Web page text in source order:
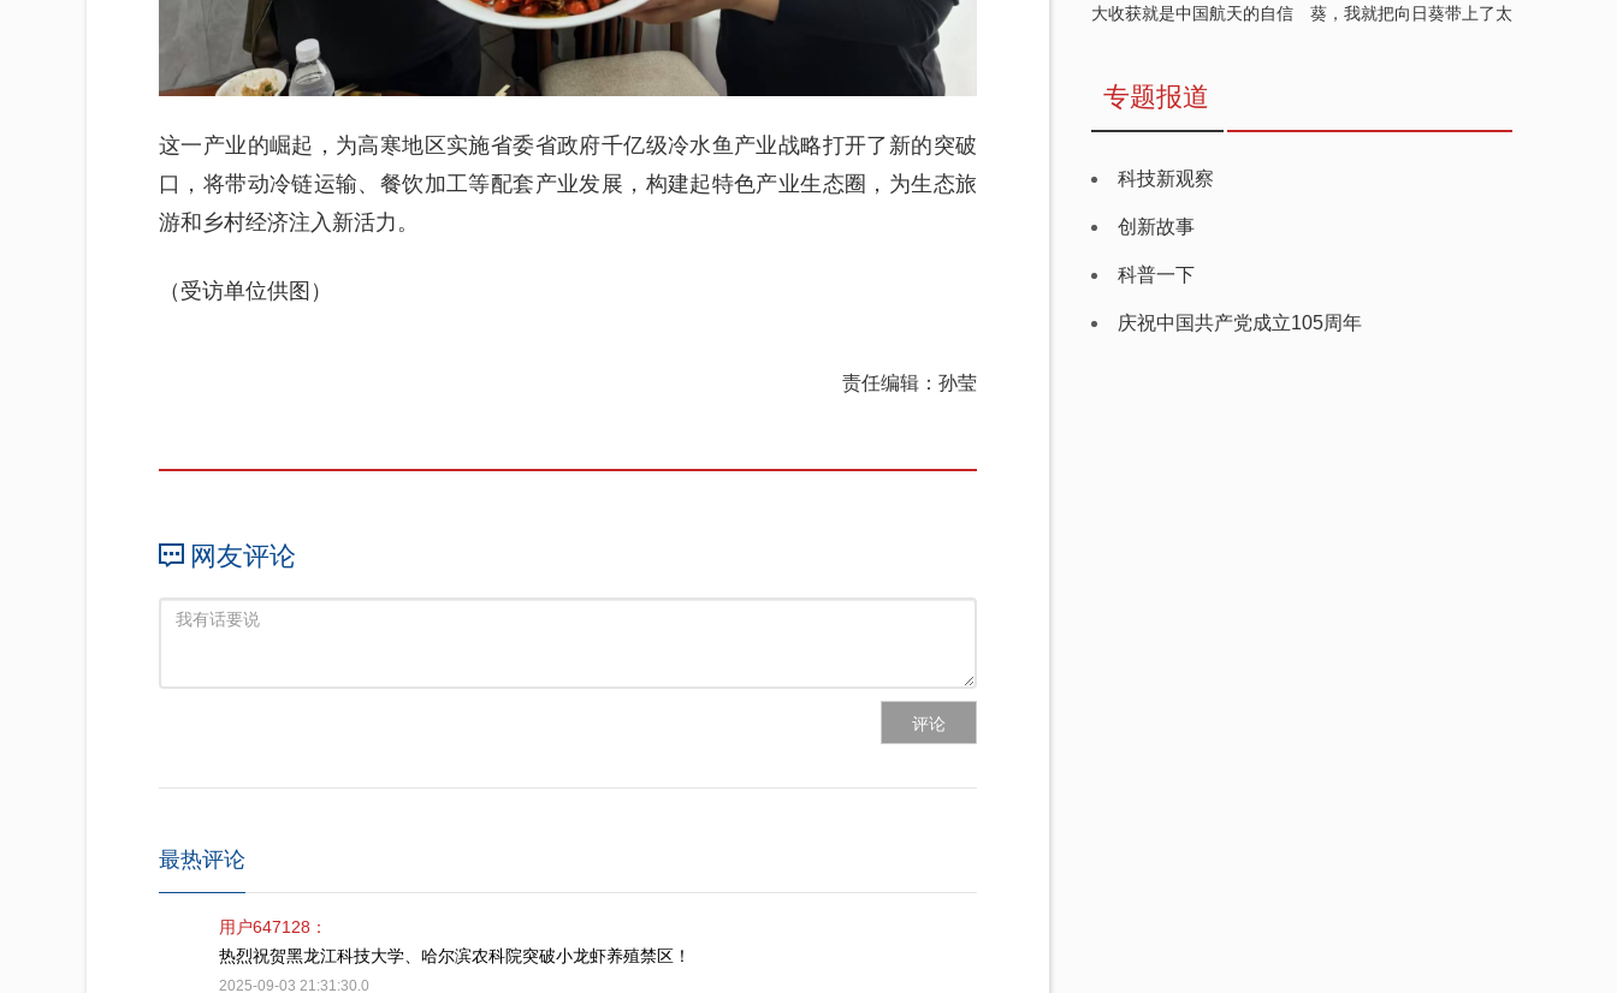
这一产业的崛起，为高寒地区实施省委省政府千亿级冷水鱼产业战略打开了新的突破
口，将带动冷链运输、餐饮加工等配套产业发展，构建起特色产业生态圈，为生态旅
游和乡村经济注入新活力。
（受访单位供图）
责任编辑：孙莹
网友评论
评论
最热评论
用户647128：
热烈祝贺黑龙江科技大学、哈尔滨农科院突破小龙虾养殖禁区！
2025-09-03 21:31:30.0
大收获就是中国航天的自信
葵，我就把向日葵带上了太
专题报道
科技新观察
创新故事
科普一下
庆祝中国共产党成立105周年